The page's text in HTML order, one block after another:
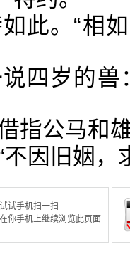
此。“相
四岁的兽
指公马和
因旧姻，
试试手机扫一扫
在你手机上继续浏览此页面